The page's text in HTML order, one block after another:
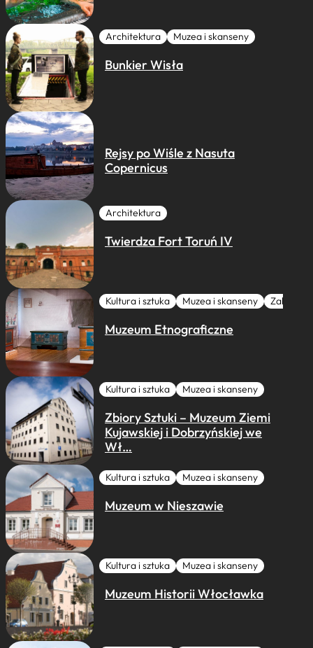
Architektura Muzea i skanseny
Bunkier Wisła
Rejsy po Wiśle z Nasuta
Copernicus
Architektura
Twierdza Fort Toruń IV
Kultura i sztuka Muzea i skanseny Zabytki I
Muzeum Etnograficzne
Kultura i sztuka Muzea i skanseny
Zbiory Sztuki – Muzeum Ziemi
Kujawskiej i Dobrzyńskiej we
Wł…
Kultura i sztuka Muzea i skanseny
Muzeum w Nieszawie
Kultura i sztuka Muzea i skanseny
Muzeum Historii Włocławka